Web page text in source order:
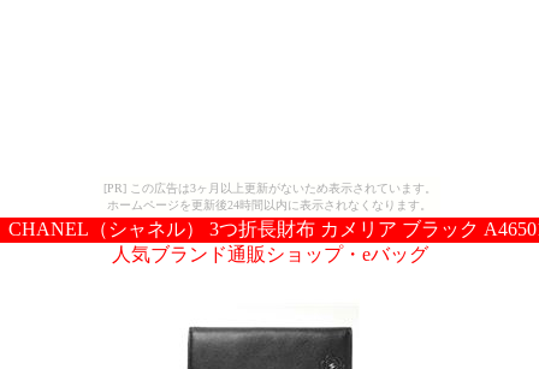
[PR] この広告は3ヶ月以上更新がないため表示されています。
ホームページを更新後24時間以内に表示されなくなります。
CHANEL（シャネル） 3つ折長財布 カメリア ブラック
人気ブランド通販ショップ・eバッグ